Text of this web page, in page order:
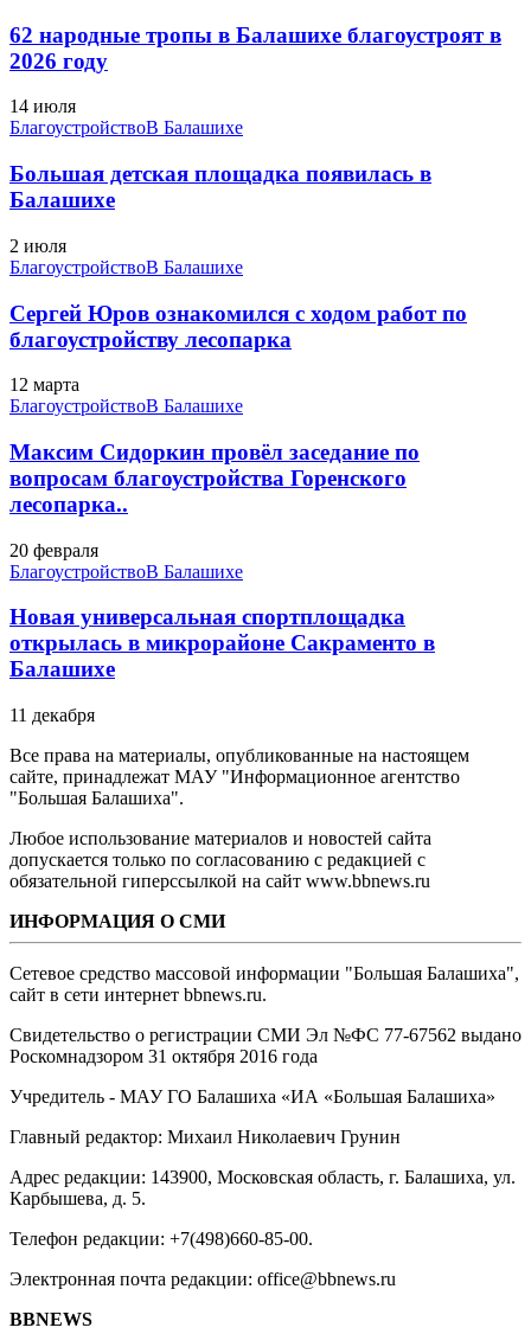
62 народные тропы в Балашихе благоустроят в
2026 году
14 июля
БлагоустройствоВ Балашихе
Большая детская площадка появилась в
Балашихе
2 июля
БлагоустройствоВ Балашихе
Сергей Юров ознакомился с ходом работ по
благоустройству лесопарка
12 марта
БлагоустройствоВ Балашихе
Максим Сидоркин провёл заседание по
вопросам благоустройства Горенского
лесопарка..
20 февраля
БлагоустройствоВ Балашихе
Новая универсальная спортплощадка
открылась в микрорайоне Сакраменто в
Балашихе
11 декабря
Все права на материалы, опубликованные на настоящем
сайте, принадлежат МАУ "Информационное агентство
"Большая Балашиха".
Любое использование материалов и новостей сайта
допускается только по согласованию с редакцией с
обязательной гиперссылкой на сайт www.bbnews.ru
ИНФОРМАЦИЯ О СМИ
Сетевое средство массовой информации "Большая Балашиха",
сайт в сети интернет bbnews.ru.
Свидетельство о регистрации СМИ Эл №ФС ‎77-67562 выдано
Роскомнадзором 31 октября 2016 года
Учредитель - МАУ ГО Балашиха «ИА «Большая Балашиха»
Главный редактор: Михаил Николаевич Грунин
Адрес редакции: 143900, Московская область, г. Балашиха, ул.
Карбышева, д. 5.
Телефон редакции: +7(498)660-85-00.
Электронная почта редакции: office@bbnews.ru
BBNEWS